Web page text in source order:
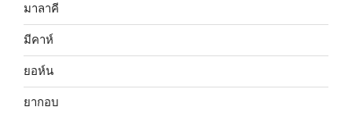
มาลาคี
มีคาห์
ยอห์น
ยากอบ